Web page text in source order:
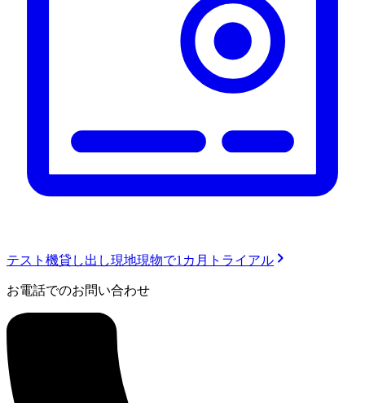
テスト機貸し出し現地現物で1カ月トライアル
お電話でのお問い合わせ